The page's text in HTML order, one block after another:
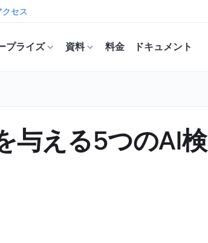
セス
プライズ 資料 料金 ドキュメント
与える5つのAI検